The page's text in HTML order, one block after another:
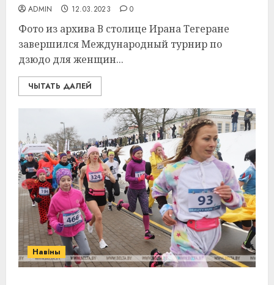
ADMIN 12.03.2023 0
Фото из архива В столице Ирана Тегеране
завершился Международный турнир по
дзюдо для женщин...
ЧЫТАТЬ ДАЛЕЙ
Навіны